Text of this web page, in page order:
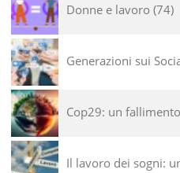
Donne e lavoro 74
Generazioni sui
Cop29: un
Il lavoro dei sogni: